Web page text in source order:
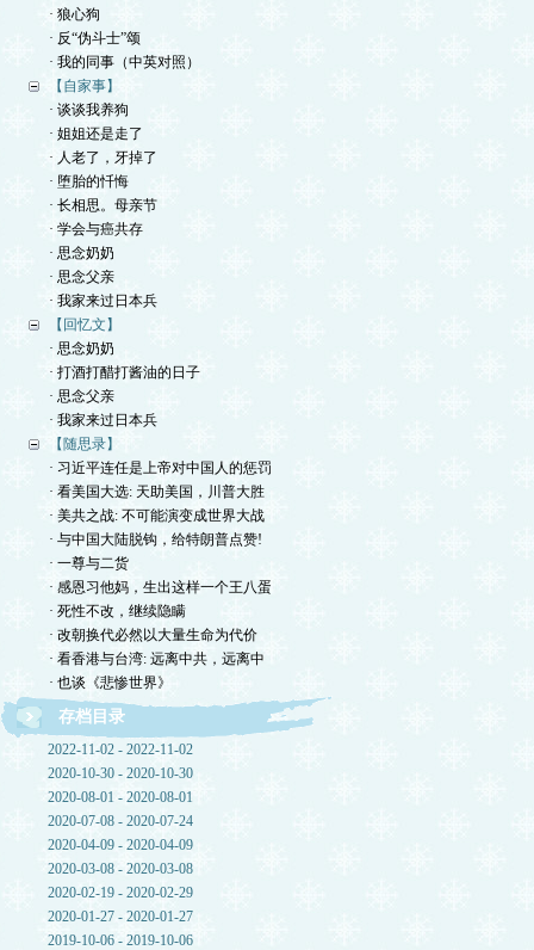
· 狼心狗
· 反“伪斗士”颂
· 我的同事（中英对照）
【自家事】
· 谈谈我养狗
· 姐姐还是走了
· 人老了，牙掉了
· 堕胎的忏悔
· 长相思。母亲节
· 学会与癌共存
· 思念奶奶
· 思念父亲
· 我家来过日本兵
【回忆文】
· 思念奶奶
· 打酒打醋打酱油的日子
· 思念父亲
· 我家来过日本兵
【随思录】
· 习近平连任是上帝对中国人的惩罚
· 看美国大选: 天助美国，川普大胜
· 美共之战: 不可能演变成世界大战
· 与中国大陆脱钩，给特朗普点赞!
· 一尊与二货
· 感恩习他妈，生出这样一个王八蛋
· 死性不改，继续隐瞒
· 改朝换代必然以大量生命为代价
· 看香港与台湾: 远离中共，远离中
· 也谈《悲惨世界》
存档目录
2022-11-02 - 2022-11-02
2020-10-30 - 2020-10-30
2020-08-01 - 2020-08-01
2020-07-08 - 2020-07-24
2020-04-09 - 2020-04-09
2020-03-08 - 2020-03-08
2020-02-19 - 2020-02-29
2020-01-27 - 2020-01-27
2019-10-06 - 2019-10-06